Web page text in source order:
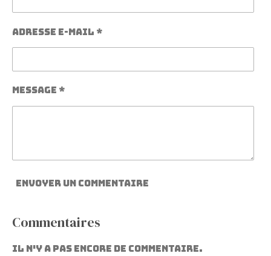
Adresse e-mail *
Message *
Envoyer un commentaire
Commentaires
Il n'y a pas encore de commentaire.